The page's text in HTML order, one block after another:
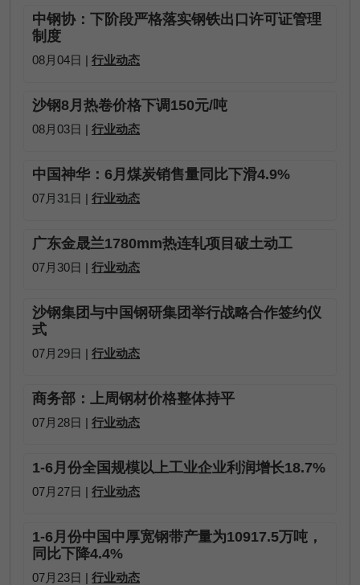
中钢协：下阶段严格落实钢铁出口许可证管理
制度
08月04日 | 行业动态
沙钢8月热卷价格下调150元/吨
08月03日 | 行业动态
中国神华：6月煤炭销售量同比下滑4.9%
07月31日 | 行业动态
广东金晟兰1780mm热连轧项目破土动工
07月30日 | 行业动态
沙钢集团与中国钢研集团举行战略合作签约仪
式
07月29日 | 行业动态
商务部：上周钢材价格整体持平
07月28日 | 行业动态
1-6月份全国规模以上工业企业利润增长18.7%
07月27日 | 行业动态
1-6月份中国中厚宽钢带产量为10917.5万吨，
同比下降4.4%
07月23日 | 行业动态